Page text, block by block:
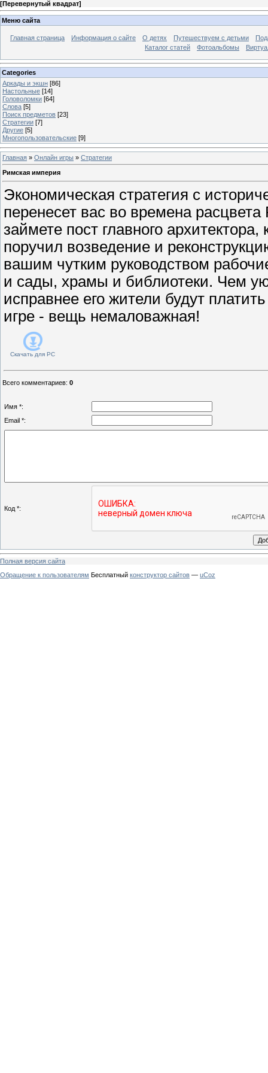
[Перевернутый квадрат]
Меню сайта
Главная страница Информация о сайте О детях Путешествуем с детьми
Каталог статей
Фотоальбомы
Categories
Аркады и экшн [86]
Настольные [14]
Головоломки [64]
Слова [5]
Поиск предметов [23]
Стратегии [7]
Другие [5]
Многопользовательские [9]
Главная » Онлайн игры » Стратегии
Римская империя
Экономическая стратегия с
перенесет вас во времена
займете пост главного
поручил возведение и
вашим чутким руководством
и сады, храмы и библиотеки. Чем
исправнее его жители будут
игре - вещь немаловажная!
Скачать для PC
Всего комментариев: 0
Имя *:
Email *:
Код *:
Полная версия сайта
Обращение к пользователям Бесплатный конструктор сайтов — uCoz